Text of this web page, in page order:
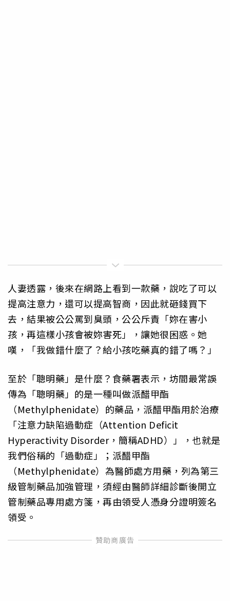
人妻透露，後來在網路上看到一款藥，說吃了可以
提高注意力，還可以提高智商，因此就砸錢買下
去，結果被公公罵到臭頭，公公斥責「妳在害小
孩，再這樣小孩會被妳害死」，讓她很困惑。她
嘆，「我做錯什麼了？給小孩吃藥真的錯了嗎？」
至於「聰明藥」是什麼？食藥署表示，坊間最常誤
傳為「聰明藥」的是一種叫做派醋甲酯
（Methylphenidate）的藥品，派醋甲酯用於治療
「注意力缺陷過動症（Attention Deficit
Hyperactivity Disorder，簡稱ADHD）」，也就是
我們俗稱的「過動症」；派醋甲酯
（Methylphenidate）為醫師處方用藥，列為第三
級管制藥品加強管理，須經由醫師詳細診斷後開立
管制藥品專用處方箋，再由領受人憑身分證明簽名
領受。